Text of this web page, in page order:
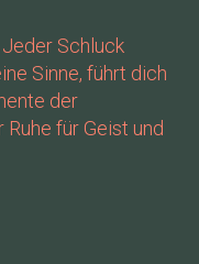
Schluck
Sinne, führt dich
der
für Geist und